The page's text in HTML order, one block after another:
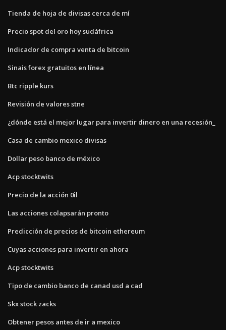
Tienda de hoja de divisas cerca de mí
Precio spot del oro hoy sudáfrica
Indicador de compra venta de bitcoin
Sinais forex gratuitos en línea
Btc ripple kurs
Revisión de valores stne
¿dónde está el mejor lugar para invertir dinero en una recesión_
Casa de cambio mexico divisas
Dollar peso banco de méxico
Acp stocktwits
Precio de la acción 0il
Las acciones colapsarán pronto
Predicción de precios de bitcoin ethereum
Cuyas acciones para invertir en ahora
Acp stocktwits
Tipo de cambio banco de canad usd a cad
Skx stock zacks
Obtener pesos antes de ir a mexico